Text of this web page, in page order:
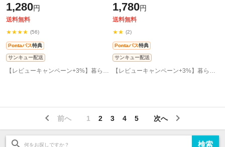
レッチ アンダーシャツ アンダー
1,280円
送料無料
★★★★ (56)
Pontaパス特典
サンキュー配送
【レビューキャンペーン+3%】暮らしの肌着 インナー専門店
温 防寒 ストレッチ 杢柄 男性
1,780円
送料無料
★★ (2)
Pontaパス特典
サンキュー配送
【レビューキャンペーン+3%】暮らしの肌着 インナー専門店
前へ 次へ
1 2 3 4 5